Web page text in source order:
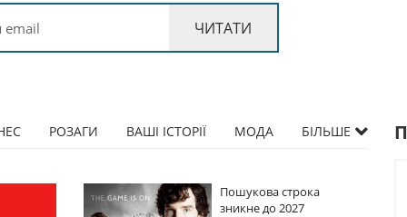
РОЗАГИ ВАШІ ІСТОРІЇ МОДА БІЛЬШЕ
Пошукова строка
зникне до 2027